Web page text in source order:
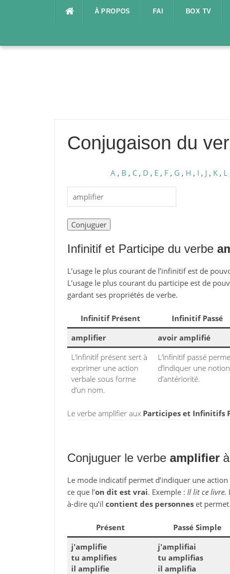
À PROPOS FAI BOX TV
Conjugaison du
A, B , C, D , E, F, G , H , I , J , K, L
Infinitif et Participe du verbe
L’usage le plus courant de l’infinitif est de
L’usage le plus courant du participe est de
gardant ses propriétés de verbe.
Infinitif Présent Infinitif Passé
amplifier
avoir amplifié
L’infinitif présent sert à
exprimer une action
verbale sous forme
d’un nom.
L’infinitif passé
d’indiquer une notion
d’antériorité.
Le verbe amplifier aux Participes et Infinitifs
Conjuguer le verbe amplifierà
Le mode indicatif permet d’indiquer une
ce que l’on dit est vrai. Exemple : Il lit ce livre.
à-dire qu’il contient des personneset permet
Présent Passé Simple
j'amplifie
tu amplifies
il amplifie
j'amplifiai
tu amplifias
il amplifia